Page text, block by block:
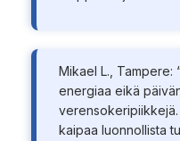
Mikael L., Tampere:
energiaa eikä
kaipaa luonnollista